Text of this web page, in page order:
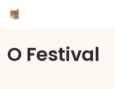
content
O Festival